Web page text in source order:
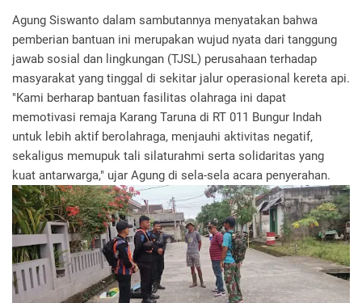
Agung Siswanto dalam sambutannya menyatakan bahwa
pemberian bantuan ini merupakan wujud nyata dari tanggung
jawab sosial dan lingkungan (TJSL) perusahaan terhadap
masyarakat yang tinggal di sekitar jalur operasional kereta api.
"Kami berharap bantuan fasilitas olahraga ini dapat
memotivasi remaja Karang Taruna di RT 011 Bungur Indah
untuk lebih aktif berolahraga, menjauhi aktivitas negatif,
sekaligus memupuk tali silaturahmi serta solidaritas yang
kuat antarwarga," ujar Agung di sela-sela acara penyerahan.